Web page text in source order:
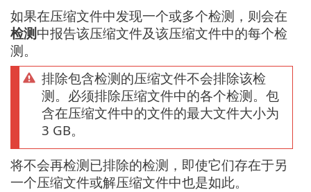
如果在压缩文件中发现一个或多个检测，则会在
检测中报告该压缩文件及该压缩文件中的每个检
测。
排除包含检测的压缩文件不会排除该检
测。必须排除压缩文件中的各个检测。包
含在压缩文件中的文件的最大文件大小为
3 GB。
将不会再检测已排除的检测，即使它们存在于另
一个压缩文件或解压缩文件中也是如此。